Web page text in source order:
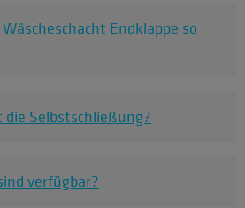
Endklappe so
Selbstschließung?
verfügbar?